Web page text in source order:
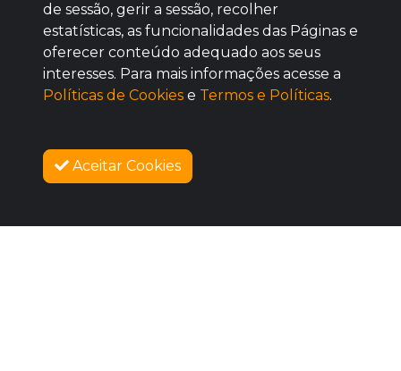
SOBRE NÓS
de sessão, gerir a sessão, recolher
estatísticas, as funcionalidades das Páginas e
oferecer conteúdo adequado aos seus
interesses. Para mais informações acesse a
Políticas de Cookies e Termos e Políticas.
Aceitar Cookies